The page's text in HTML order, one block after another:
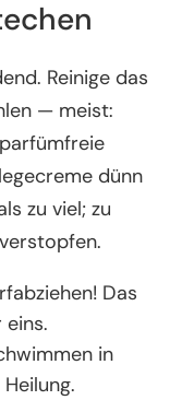
Reinige das
— meist:
dünn
zu viel; zu
Das
in